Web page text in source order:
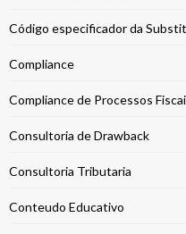
Código especificador da
Compliance
Compliance de Processos
Consultoria de Drawback
Consultoria Tributaria
Conteudo Educativo